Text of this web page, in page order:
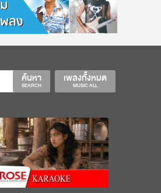
เพลงทั้งหมด
MUSIC ALL
ค้นหา
SEARCH